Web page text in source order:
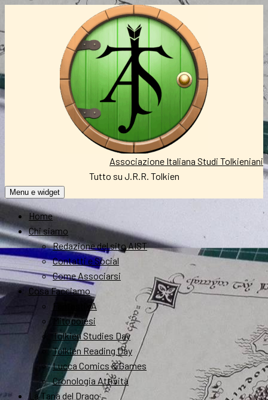
Associazione Italiana Studi Tolkieniani
Tutto su J.R.R. Tolkien
Menu e widget
Home
Chi siamo
Redazione del sito AIST
Contatti e Social
Come Associarsi
Cosa Facciamo
FantastikA
Mitopoiesi
Tolkien Studies Day
Tolkien Reading Day
Lucca Comics & Games
Cronologia Attività
La Tana del Drago